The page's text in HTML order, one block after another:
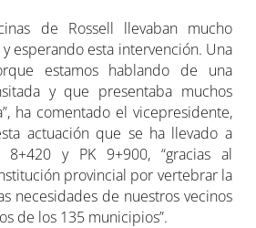
de Rossell llevaban mucho
esperando esta intervención. Una
estamos hablando de una
y que presentaba muchos
ha comentado el vicepresidente,
actuación que se ha llevado a
y PK 9+900, “gracias al
provincial por vertebrar la
necesidades de nuestros vecinos
de los 135 municipios”.